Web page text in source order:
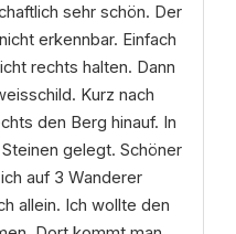
sehr schön. Der
erkennbar. Einfach
rechts halten. Dann
Kurz nach
den Berg hinauf. In
gelegt. Schöner
auf 3 Wanderer
allein. Ich wollte den